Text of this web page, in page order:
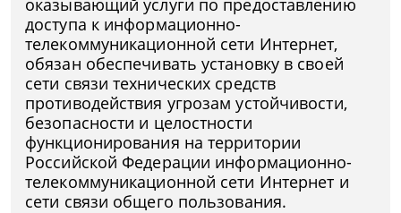
оказывающий услуги по предоставлению
доступа к информационно-
телекоммуникационной сети Интернет,
обязан обеспечивать установку в своей
сети связи технических средств
противодействия угрозам устойчивости,
безопасности и целостности
функционирования на территории
Российской Федерации информационно-
телекоммуникационной сети Интернет и
сети связи общего пользования.